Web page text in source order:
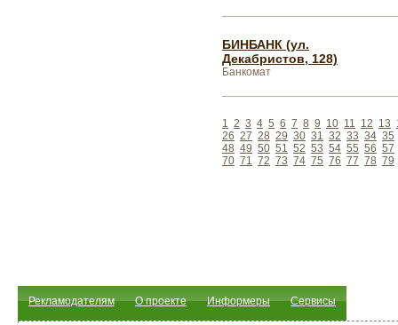
БИНБАНК (ул.
Декабристов, 128)
Банкомат
1 2 3 4 5 6 7 8 9 10 11 12 13
26 27 28 29 30 31 32 33 34 35
48 49 50 51 52 53 54 55 56 57
70 71 72 73 74 75 76 77 78 79
Рекламодателям О проекте Информеры Сервисы